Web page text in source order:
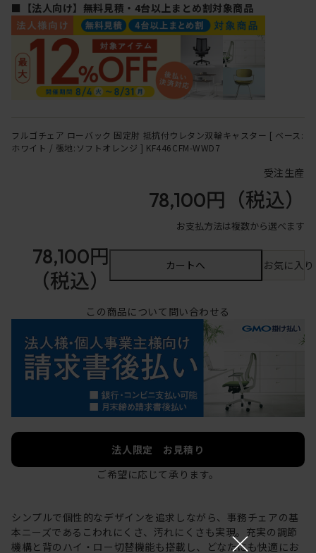
■【法人向け】無料見積・4台以上まとめ割対象商品
フルゴチェア ローバック 固定肘 抵抗付ウレタン双輪キャスター [ ベース:
ホワイト / 張地:ソフトオレンジ ] KF446CFM-WWD7
受注生産
78,100円 （税込）
お支払方法は複数から選べます
78,100円
（税込）
カートへ お気に入
この商品について問い合わせる
法人限定 お見積り
ご希望に応じて承ります。
シンプルで個性的なデザインを追求しながら、事務チェアの基
本ニーズであるこわれにくさ、汚れにくさも実現。充実の調節
機構と背のハイ・ロー切替機能も搭載し、どなたにも快適にお
×